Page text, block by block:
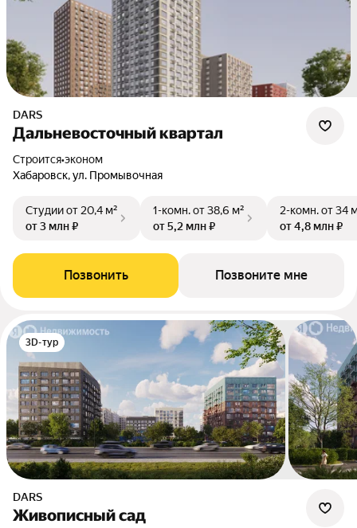
DARS
Дальневосточный квартал
Строится•эконом
Хабаровск, ул. Промывочная
Студииот 20,4 м²
от 3 млн ₽
1-комн.от 38,6 м²
от 5,2 млн ₽
2-комн.от 34
от 4,8 млн ₽
Позвонить Позвоните мне
3D-тур
DARS
Живописный сад